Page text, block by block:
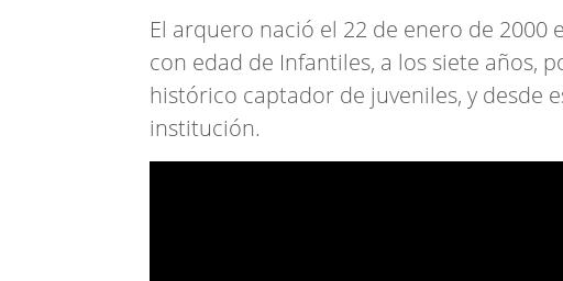
El arquero nació el 22 de enero de 2000
con edad de Infantiles, a los siete años,
histórico captador de juveniles, y desde
institución.